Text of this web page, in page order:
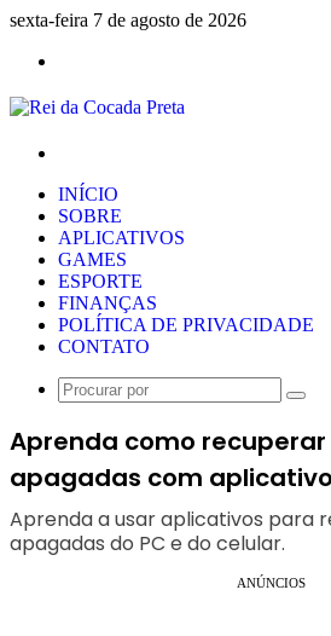
sexta-feira 7 de agosto de 2026
INÍCIO
SOBRE
APLICATIVOS
GAMES
ESPORTE
FINANÇAS
POLÍTICA DE PRIVACIDADE
CONTATO
Aprenda como
apagadas com
Aprenda a usar aplicativos para
apagadas do PC e do celular.
ANÚNCIOS